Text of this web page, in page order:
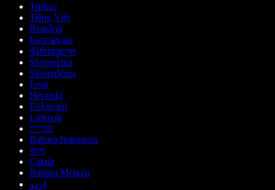
Türkçe
Tiếng Việt
Română
Български
ქართული
Slovenčina
Slovenščina
Eesti
Hrvatski
Ελληνικά
Lietuvių
עברית
Bahasa Indonesia
বাংলা
Català
Bahasa Melayu
اردو